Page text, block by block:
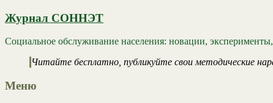
Журнал СОННЭТ
Социальное обслуживание населения: новации,
Читайте бесплатно, публикуйте свои методические
Меню